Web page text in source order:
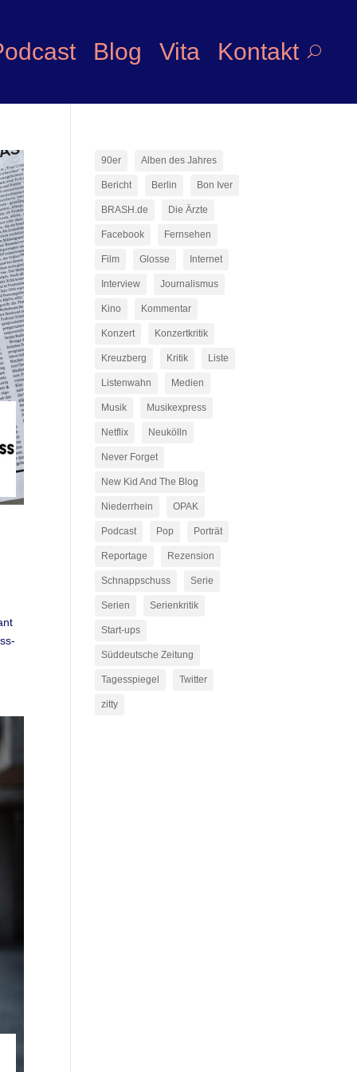
Blog Vita Kontakt
90er Alben des Jahres
Bericht Berlin Bon Iver
BRASH.de Die Ärzte
Facebook Fernsehen
Film Glosse Internet
Interview Journalismus
Kino Kommentar
Konzert Konzertkritik
Kreuzberg Kritik Liste
Listenwahn Medien
Musik Musikexpress
Netflix Neukölln
Never Forget
New Kid And The Blog
Niederrhein OPAK
Podcast Pop Porträt
Reportage Rezension
Schnappschuss Serie
Serien Serienkritik
Start-ups
Süddeutsche Zeitung
Tagesspiegel Twitter
zitty